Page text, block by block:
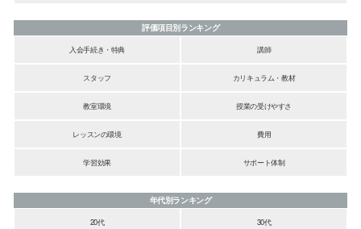
評価項目別ランキング
入会手続き・特典
講師
スタッフ カリキュラム・教材
教室環境 授業の受けやすさ
レッスンの環境 費用
学習効果 サポート体制
年代別ランキング
20代
30代